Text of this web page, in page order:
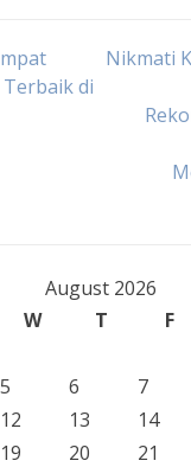
di
Nikmati
August 2026
W T F
5 6 7
12 13 14
19 20 21